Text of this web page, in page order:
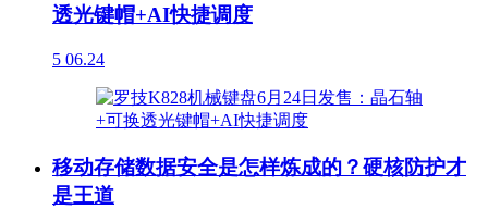
透光键帽+AI快捷调度
5 06.24
移动存储数据安全是怎样炼成的？硬核防护才
是王道